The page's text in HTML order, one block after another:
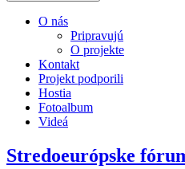
O nás
Pripravujú
O projekte
Kontakt
Projekt podporili
Hostia
Fotoalbum
Videá
Stredoeurópske